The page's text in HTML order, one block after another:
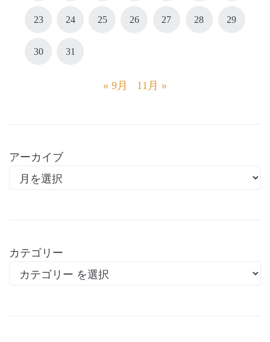
23 24 25 26 27 28 29
30 31
« 9月 11月 »
アーカイブ
カテゴリー